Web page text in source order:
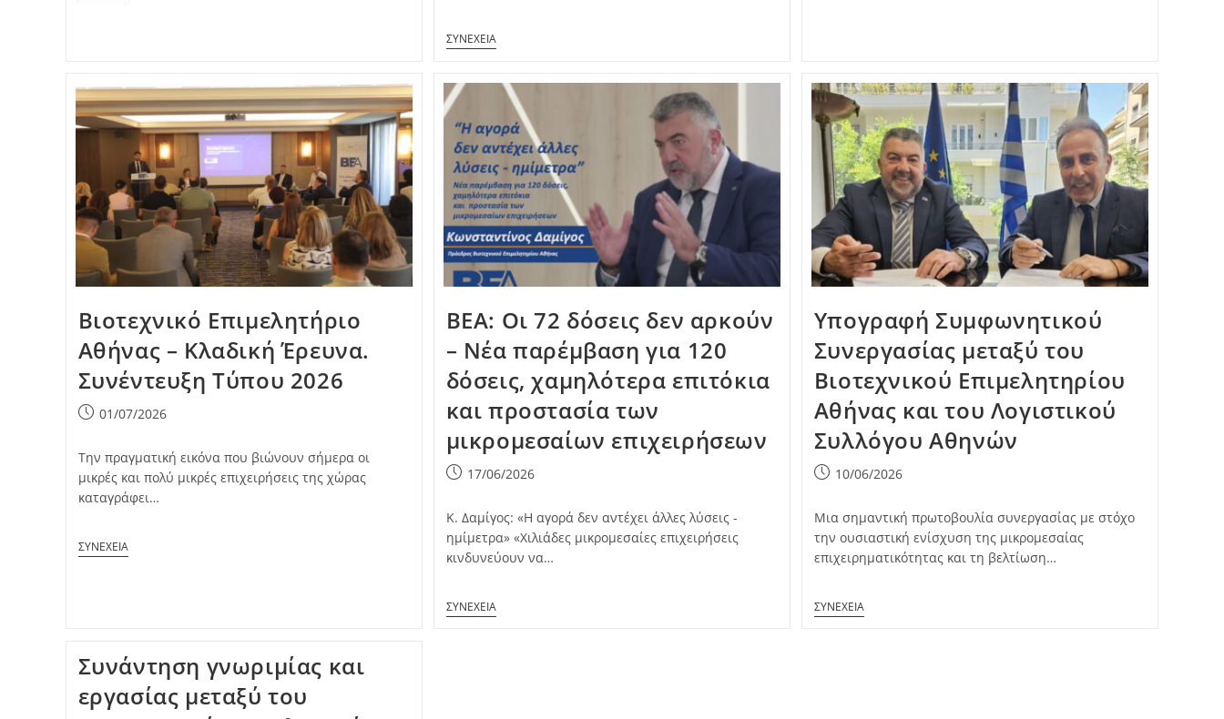
Βιοτεχνικό Επιμελητήριο
Αθήνας – Κλαδική Έρευνα.
Συνέντευξη Τύπου 2026
Post01/07/2026
Την πραγματική εικόνα που βιώνουν σήμερα οι
μικρές και πολύ μικρές επιχειρήσεις της χώρας
καταγράφει…
ΒΕΑ: Οι 72 δόσεις δεν αρκούν
– Νέα παρέμβαση για 120
δόσεις, χαμηλότερα επιτόκια
και προστασία των
μικρομεσαίων επιχειρήσεων
Post17/06/2026
Κ. Δαμίγος: «Η αγορά δεν αντέχει άλλες λύσεις -
ημίμετρα» «Χιλιάδες μικρομεσαίες επιχειρήσεις
κινδυνεύουν να…
Υπογραφή Συμφωνητικού
Συνεργασίας μεταξύ του
Βιοτεχνικού Επιμελητηρίου
Αθήνας και του Λογιστικού
Συλλόγου Αθηνών
Post10/06/2026
Μια σημαντική πρωτοβουλία συνεργασίας με στόχο
την ουσιαστική ενίσχυση της μικρομεσαίας
επιχειρηματικότητας και τη βελτίωση…
Συνάντηση γνωριμίας και
εργασίας μεταξύ του